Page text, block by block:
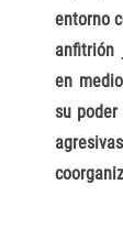
entorno
anfitrión
en
su